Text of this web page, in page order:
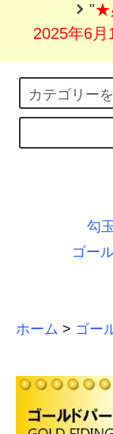
"★
2025年6月
勾玉
ゴー
ホーム > ゴー